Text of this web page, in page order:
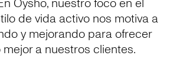
Oysho, nuestro foco en el
de vida activo nos motiva a
y mejorando para ofrecer
a nuestros clientes.